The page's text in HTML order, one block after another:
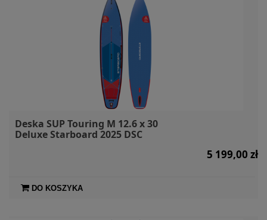
Deska SUP Touring M 12.6 x 30
Deluxe Starboard 2025 DSC
5 199,00 zł
DO KOSZYKA